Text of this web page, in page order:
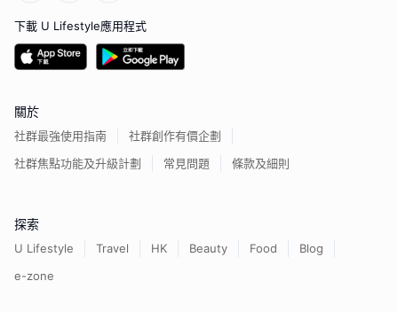
下載 U Lifestyle應用程式
關於
社群最強使用指南
社群創作有價企劃
社群焦點功能及升級計劃
常見問題 條款及細則
探索
U Lifestyle Travel HK Beauty Food
Blog
e-zone